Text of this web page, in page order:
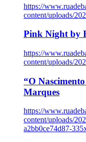
https://
content/uploads/
Pink Night by
https://
content/uploads/
“O
Marques
https://
content/uploads/
a2bb0ce74d87-